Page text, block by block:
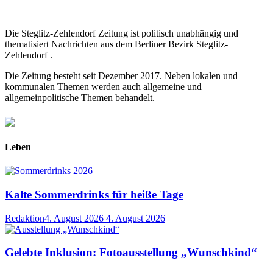
Die Steglitz-Zehlendorf Zeitung ist politisch unabhängig und
thematisiert Nachrichten aus dem Berliner Bezirk Steglitz-
Zehlendorf .
Die Zeitung besteht seit Dezember 2017. Neben lokalen und
kommunalen Themen werden auch allgemeine und
allgemeinpolitische Themen behandelt.
Leben
Kalte Sommerdrinks für heiße Tage
Redaktion4. August 2026 4. August 2026
Gelebte Inklusion: Fotoausstellung „Wunschkind“